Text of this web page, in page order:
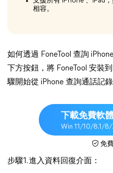
相容。
如何透過 FoneTool 查詢
下方按鈕，將 FoneTool 安裝
驟開始從 iPhone 查詢通話記錄
下載免費軟
Win 11/10/8.1/
免
步驟1. 進入資料回復介面：